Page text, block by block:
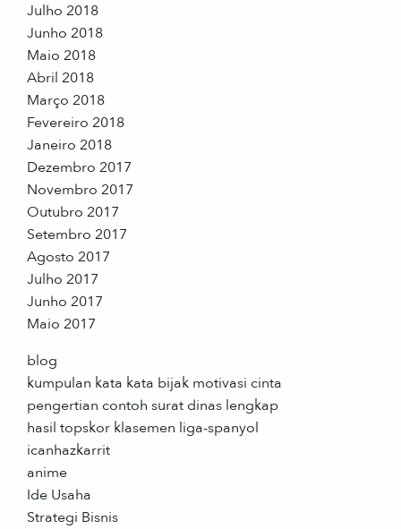
Julho 2018
Junho 2018
Maio 2018
Abril 2018
Março 2018
Fevereiro 2018
Janeiro 2018
Dezembro 2017
Novembro 2017
Outubro 2017
Setembro 2017
Agosto 2017
Julho 2017
Junho 2017
Maio 2017
blog
kumpulan kata kata bijak motivasi cinta
pengertian contoh surat dinas lengkap
hasil topskor klasemen liga-spanyol
icanhazkarrit
anime
Ide Usaha
Strategi Bisnis